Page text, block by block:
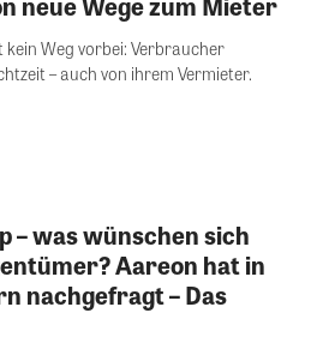
Weg vorbei: Verbraucher
– auch von ihrem Vermieter.
– was wünschen sich
Aareon hat in
nachgefragt – Das